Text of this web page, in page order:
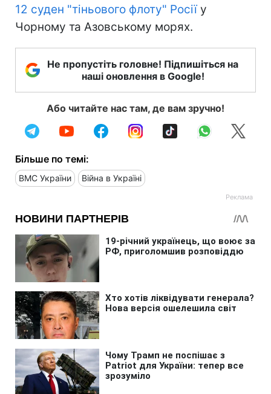
12 суден "тіньового флоту" Росіїу
Чорному та Азовському морях.
Не пропустіть головне! Підпишіться на
наші оновлення в Google!
Або читайте нас там, де вам зручно!
Більше по темі:
ВМС України Війна в Україні